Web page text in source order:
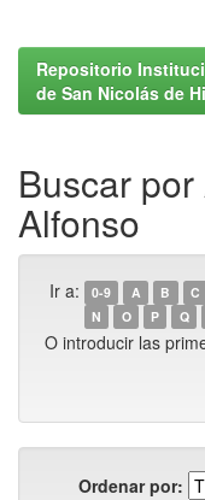
Repositorio
de San Nicolás de
Buscar
Alfonso
Ir a: 0-9 A B C
N
O P Q
O introducir las
Ordenar por: